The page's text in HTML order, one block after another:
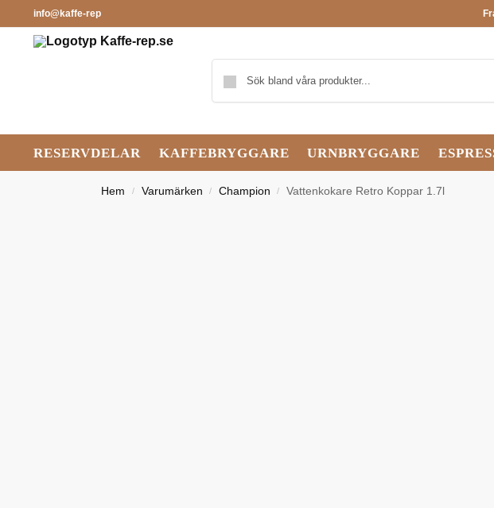
info@kaffe-rep
RESERVDELAR KAFFEBRYGGARE URNBRYGGARE
Hem / Varumärken / Champion / Vattenkokare Retro Koppar 1.7l